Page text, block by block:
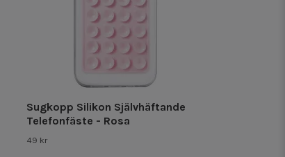
Sugkopp Silikon Självhäftande
Telefonfäste - Rosa
49 kr